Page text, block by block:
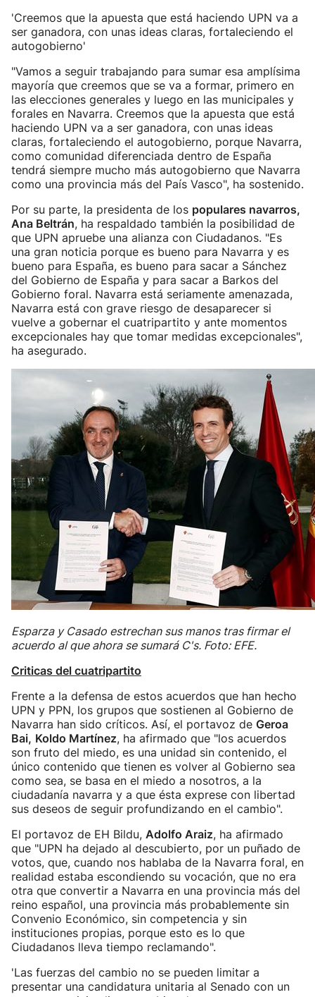
'Creemos que la apuesta que está haciendo UPN va a
ser ganadora, con unas ideas claras, fortaleciendo el
autogobierno'
"Vamos a seguir trabajando para sumar esa amplísima
mayoría que creemos que se va a formar, primero en
las elecciones generales y luego en las municipales y
forales en Navarra. Creemos que la apuesta que está
haciendo UPN va a ser ganadora, con unas ideas
claras, fortaleciendo el autogobierno, porque Navarra,
como comunidad diferenciada dentro de España
tendrá siempre mucho más autogobierno que Navarra
como una provincia más del País Vasco", ha sostenido.
Por su parte, la presidenta de los populares navarros,
Ana Beltrán, ha respaldado también la posibilidad de
que UPN apruebe una alianza con Ciudadanos. "Es
una gran noticia porque es bueno para Navarra y es
bueno para España, es bueno para sacar a Sánchez
del Gobierno de España y para sacar a Barkos del
Gobierno foral. Navarra está seriamente amenazada,
Navarra está con grave riesgo de desaparecer si
vuelve a gobernar el cuatripartito y ante momentos
excepcionales hay que tomar medidas excepcionales",
ha asegurado.
Esparza y Casado estrechan sus manos tras firmar el
acuerdo al que ahora se sumará C's. Foto: EFE.
Criticas del cuatripartito
Frente a la defensa de estos acuerdos que han hecho
UPN y PPN, los grupos que sostienen al Gobierno de
Navarra han sido críticos. Así, el portavoz de Geroa
Bai, Koldo Martínez, ha afirmado que "los acuerdos
son fruto del miedo, es una unidad sin contenido, el
único contenido que tienen es volver al Gobierno sea
como sea, se basa en el miedo a nosotros, a la
ciudadanía navarra y a que ésta exprese con libertad
sus deseos de seguir profundizando en el cambio".
El portavoz de EH Bildu, Adolfo Araiz, ha afirmado
que "UPN ha dejado al descubierto, por un puñado de
votos, que, cuando nos hablaba de la Navarra foral, en
realidad estaba escondiendo su vocación, que no era
otra que convertir a Navarra en una provincia más del
reino español, una provincia más probablemente sin
Convenio Económico, sin competencia y sin
instituciones propias, porque esto es lo que
Ciudadanos lleva tiempo reclamando".
'Las fuerzas del cambio no se pueden limitar a
presentar una candidatura unitaria al Senado con un